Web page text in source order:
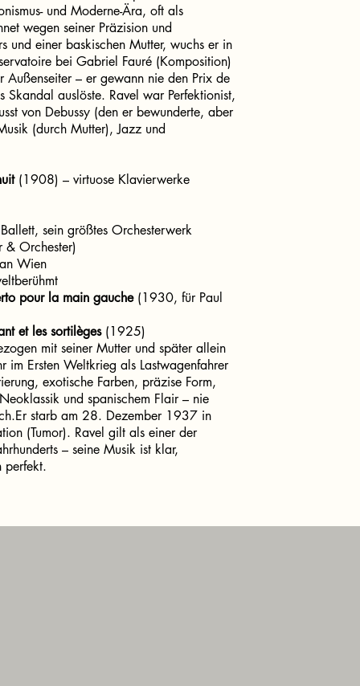
und Moderne-Ära, oft als
wegen seiner Präzision und
und einer baskischen Mutter, wuchs er in
bei Gabriel Fauré (Komposition)
Außenseiter – er gewann nie den Prix de
auslöste. Ravel war Perfektionist,
von Debussy (den er bewunderte, aber
(durch Mutter), Jazz und
(1908) – virtuose Klavierwerke
sein größtes Orchesterwerk
Orchester)
Wien
pour la main gauche(1930, für Paul
et les sortilèges(1925)
mit seiner Mutter und später allein
im Ersten Weltkrieg als Lastwagenfahrer
exotische Farben, präzise Form,
und spanischem Flair – nie
starb am 28. Dezember 1937 in
(Tumor). Ravel gilt als einer der
– seine Musik ist klar,
perfekt.